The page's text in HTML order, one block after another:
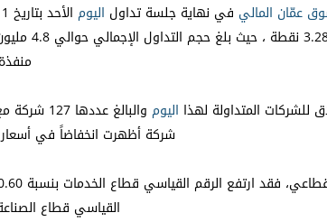
عمّان المالي في نهاية جلسة تداول اليوم
للشركات المتداولة لهذا اليوم
شركة أظهرت انخفاضاً في أسعار
القياسي قطاع الصناعة